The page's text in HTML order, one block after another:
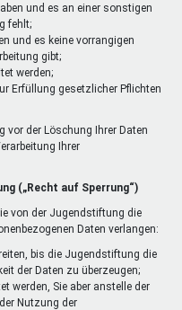
und es an einer sonstigen
fehlt;
und es keine vorrangigen
gibt;
werden;
Erfüllung gesetzlicher Pflichten
vor der Löschung Ihrer Daten
Ihrer
(„Recht auf Sperrung“)
von der Jugendstiftung die
Daten verlangen:
bis die Jugendstiftung die
der Daten zu überzeugen;
werden, Sie aber anstelle der
Nutzung der